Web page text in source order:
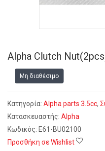
Alpha Clutch
Μη διαθέσιμο
Κατηγορία: Alpha parts 3.5cc,
Κατασκευαστής: Alpha
Κωδικός: E61-BU02100
Προσθήκη σε Wishlist